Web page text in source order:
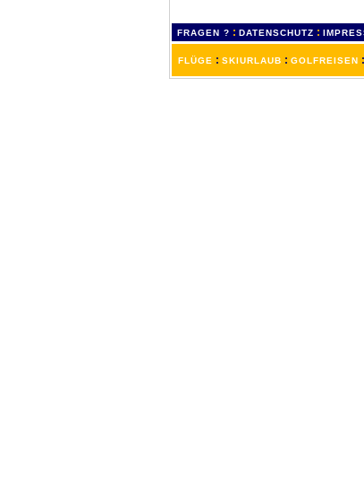
FRAGEN ? : DATENSCHUTZ :
FLÜGE : SKIURLAUB : GOLFREISEN :